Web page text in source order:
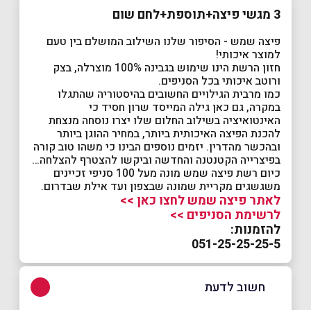
3 מגשי פיצה+תוספת+לחם שום
פיצה שמש - הסיפור שלנו השילוב המושלם בין טעם
למוצר איכותי!
חזון הרשת הינו שימוש בגבינה 100% מוצרלה, בצק
ורוטב איכותי בכל הסניפים.
כמו מרבית הגילויים החשובים בהיסטוריה שהתגלו
במקרה, גם כאן גילה המייסד שרון חסיד כי
האינטואיציה בשילוב החלום שלו יצרו נוסחה מנצחת
להכנת הפיצה האיכותית ביותר, במחיר ההוגן ביותר
ובהכשר מהדרין. יזמים נוספים הבינו כי משהו טוב קורה
בפיצרייה הקטנטנה והחדשה וביקשו להצטרף להצלחה…
כיום רשת פיצה שמש מונה מעל 100 סניפי זכיינים
משגשגים מקריית שמונה שבצפון ועד אילת שבדרום.
לאתר פיצה שמש לחצו כאן >>
לרשימת הסניפים >>
להזמנות:
051-25-25-25-5
חשוב לדעת